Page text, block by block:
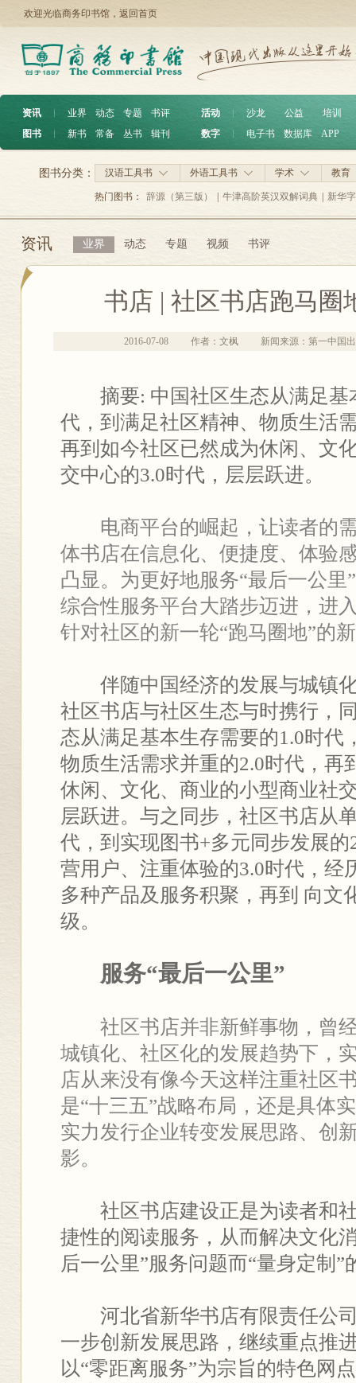
欢迎光临商务印书馆， 返回首页
资讯 ︱ 业界 动态 专题
书评
图书
︱ 新书 常备 丛书 辑刊
活动 沙龙 公益
培训
数字
电子书 数据库 APP
汉语工具书 外语工具书 学术 教育
图书分类：
热门图书： 辞源（第三版） 牛津高阶英汉双解词典 新华
资讯 业界 动态 专题 视频 书评
书店 | 社区书店跑马圈
2016-07-08 作者：文枫 新闻来源：第一中国
摘要: 中国社区生态从满足基
代，到满足社区精神、物质生活
再到如今社区已然成为休闲、文
交中心的3.0时代，层层跃进。
电商平台的崛起，让读者的需
体书店在信息化、便捷度、体验
凸显。为更好地服务“最后一公里
综合性服务平台大踏步迈进，进
针对社区的新一轮“跑马圈地”的
伴随中国经济的发展与城镇化
社区书店与社区生态与时携行，
态从满足基本生存需要的1.0时代
物质生活需求并重的2.0时代，再
休闲、文化、商业的小型商业社
层跃进。与之同步，社区书店从
代，到实现图书+多元同步发展
营用户、注重体验的3.0时代，经
多种产品及服务积聚，再到 向文
级。
服务“最后一公里”
社区书店并非新鲜事物，曾
城镇化、社区化的发展趋势下，
店从来没有像今天这样注重社区
是“十三五”战略布局，还是具体
实力发行企业转变发展思路、创
影。
社区书店建设正是为读者和社
捷性的阅读服务，从而解决文化
后一公里”服务问题而“量身定制”
河北省新华书店有限责任公司
一步创新发展思路，继续重点推
以“零距离服务”为宗旨的特色网